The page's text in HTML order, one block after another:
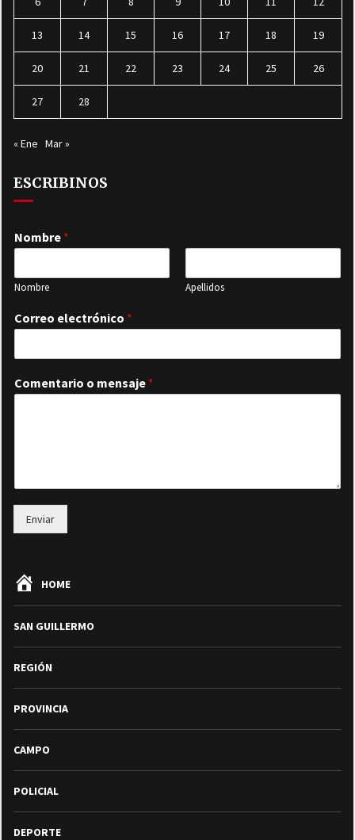
13 14 15 16 17 18 19
20 21 22 23 24 25 26
27 28
« Ene Mar »
ESCRIBINOS
Nombre *
Nombre Apellidos
Correo electrónico *
Comentario o mensaje *
Enviar
HOME
SAN GUILLERMO
REGIÓN
PROVINCIA
CAMPO
POLICIAL
DEPORTE